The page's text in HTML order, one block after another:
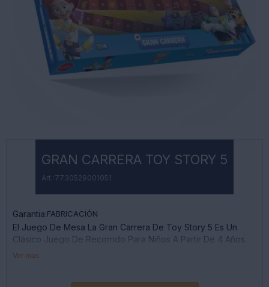
GRAN CARRERA TOY STORY 5
7730529001051
Garantia:FABRICACIÓN
El Juego De Mesa La Gran Carrera De Toy Story 5 Es Un
Clásico Juego De Recorrido Para Niños A Partir De 4 Años.
Contenido: 1 Tablero, 6 Peones De Colores Y 1 Dado.
Ver mas